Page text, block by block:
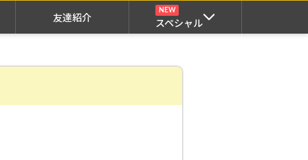
友達紹介
NEW
スペシャル